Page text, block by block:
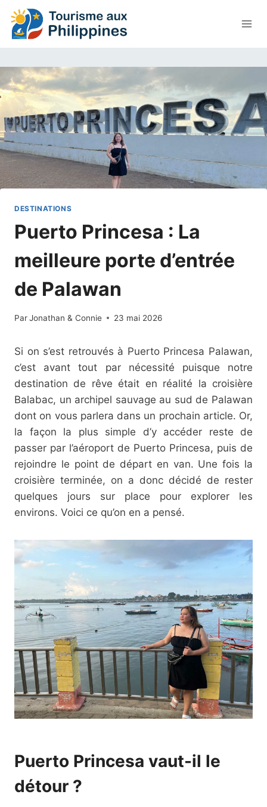
Aller
au
contenu
DESTINATIONS
Puerto Princesa : La
meilleure porte d’entrée
de Palawan
ParJonathan & Connie 23 mai 2026
Si on s’est retrouvés à Puerto Princesa Palawan,
c’est avant tout par nécessité puisque notre
destination de rêve était en réalité la croisière
Balabac, un archipel sauvage au sud de Palawan
dont on vous parlera dans un prochain article. Or,
la façon la plus simple d’y accéder reste de
passer par l’aéroport de Puerto Princesa, puis de
rejoindre le point de départ en van. Une fois la
croisière terminée, on a donc décidé de rester
quelques jours sur place pour explorer les
environs. Voici ce qu’on en a pensé.
Puerto Princesa vaut-il le
détour ?